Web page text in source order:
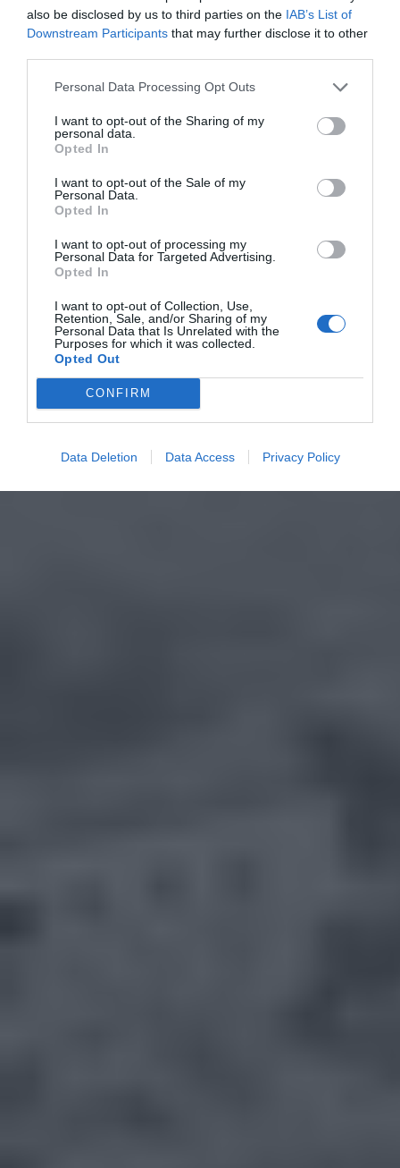
also be disclosed by us to third parties on the IAB’s List of
Downstream Participants that may further disclose it to other
Personal Data Processing Opt Outs
I want to opt-out of the Sharing of my
personal data.
Opted In
I want to opt-out of the Sale of my
Personal Data.
Opted In
I want to opt-out of processing my
Personal Data for Targeted Advertising.
Opted In
I want to opt-out of Collection, Use,
Retention, Sale, and/or Sharing of my
Personal Data that Is Unrelated with the
Purposes for which it was collected.
Opted Out
CONFIRM
Data Deletion Data Access Privacy Policy